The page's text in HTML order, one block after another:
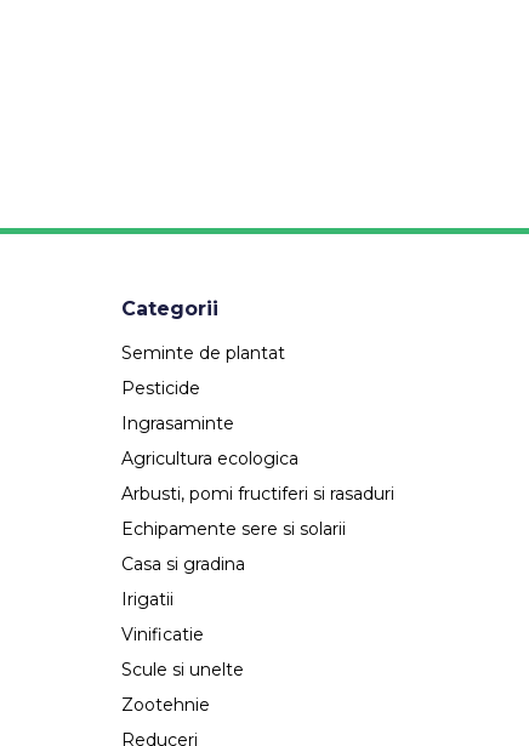
Categorii
Seminte de plantat
Pesticide
Ingrasaminte
Agricultura ecologica
Arbusti, pomi fructiferi si rasaduri
Echipamente sere si solarii
Casa si gradina
Irigatii
Vinificatie
Scule si unelte
Zootehnie
Reduceri